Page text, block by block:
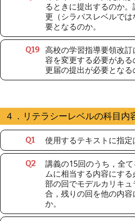
るときに提出するのか
更（シラバスレベルで
要となるのか。
Q19 高校の学習指導要領改
容を変更する必要があ
更届の提出が必要となる
４．リテラシーレベルの科目内
Q1 使用するテキストに指
Q2
講義の15回のうち，全
ムに相当する内容にす
部の回でモデルカリキ
合，残りの回を他の内
か。